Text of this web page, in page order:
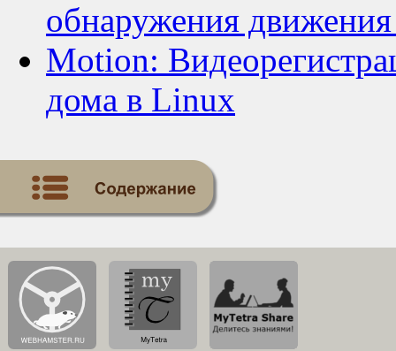
обнаружения
Motion:
дома в Linux